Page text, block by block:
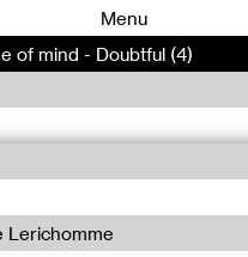
Menu
of mind - Doubtful (4)
Lerichomme
00
00